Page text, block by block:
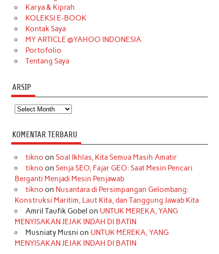
k
a
m
Karya & Kiprah
KOLEKSI E-BOOK
Kontak Saya
MY ARTICLE @YAHOO INDONESIA
Portofolio
Tentang Saya
ARSIP
Arsip
KOMENTAR TERBARU
tikno on Soal Ikhlas, Kita Semua Masih Amatir
tikno on Senja SEO, Fajar GEO: Saat Mesin Pencari
Berganti Menjadi Mesin Penjawab
tikno on Nusantara di Persimpangan Gelombang:
Konstruksi Maritim, Laut Kita, dan Tanggung Jawab Kita
Amril Taufik Gobel on UNTUK MEREKA, YANG
MENYISAKAN JEJAK INDAH DI BATIN
Musniaty Musni on UNTUK MEREKA, YANG
MENYISAKAN JEJAK INDAH DI BATIN